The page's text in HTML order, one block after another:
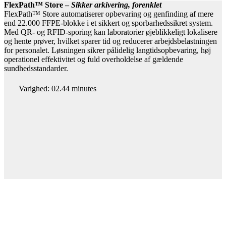
FlexPath™ Store –Sikker arkivering, forenklet
FlexPath™ Store automatiserer opbevaring og genfinding af mere
end 22.000 FFPE-blokke i et sikkert og sporbarhedssikret system.
Med QR- og RFID-sporing kan laboratorier øjeblikkeligt lokalisere
og hente prøver, hvilket sparer tid og reducerer arbejdsbelastningen
for personalet. Løsningen sikrer pålidelig langtidsopbevaring, høj
operationel effektivitet og fuld overholdelse af gældende
sundhedsstandarder.
Varighed: 02.44 minutes